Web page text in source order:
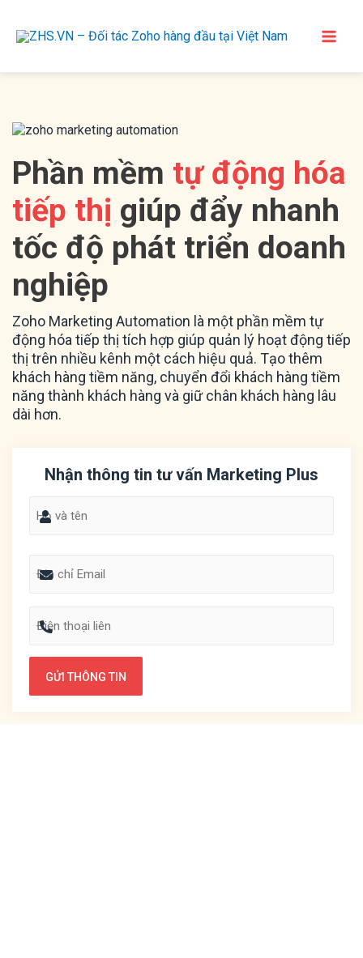
Phần mềm tự động hóa
tiếp thị giúp đẩy nhanh
tốc độ phát triển doanh
nghiệp
Zoho Marketing Automation là một phần mềm tự
động hóa tiếp thị tích hợp giúp quản lý hoạt động tiếp
thị trên nhiều kênh một cách hiệu quả. Tạo thêm
khách hàng tiềm năng, chuyển đổi khách hàng tiềm
năng thành khách hàng và giữ chân khách hàng lâu
dài hơn.
Nhận thông tin tư vấn Marketing Plus